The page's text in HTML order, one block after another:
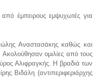
έμπειρους εμψυχωτές για
Αναστασάκης καθώς και
ομιλίες από τους
Αλιφραγκής. Η βραδιά των
Βιδάλη (αντιπεριφεριάρχης